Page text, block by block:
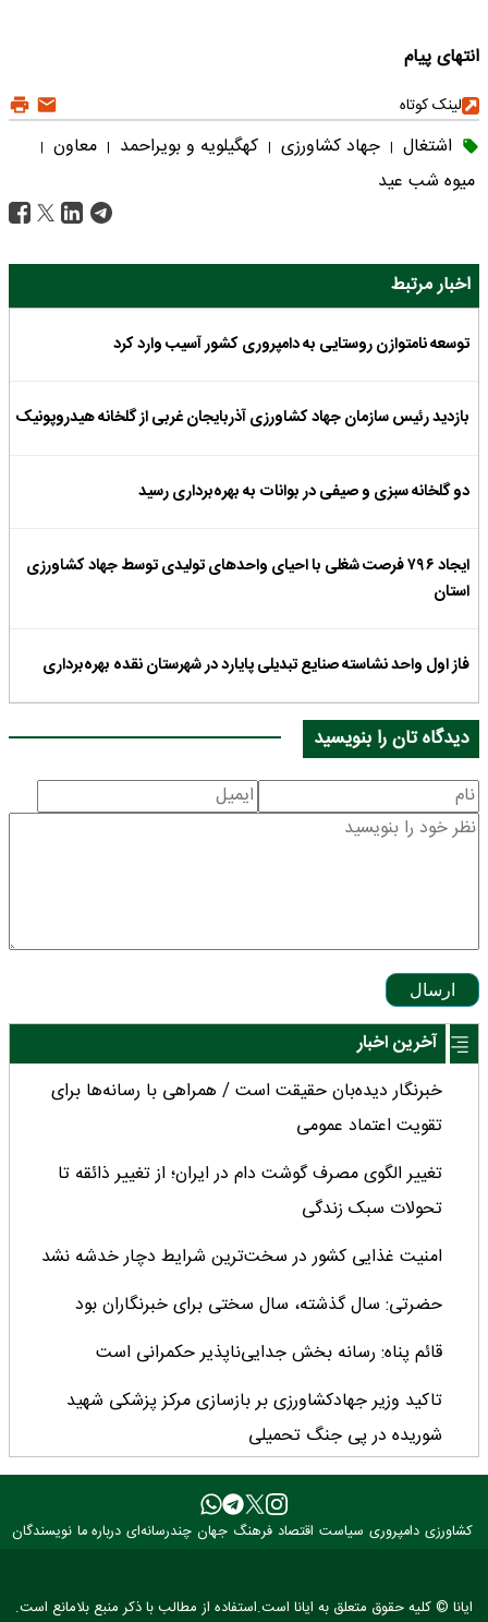
انتهای پیام
لینک کوتاه
اشتغال | جهاد کشاورزی | کهگیلویه و بویراحمد | معاون |
میوه شب عید
اخبار مرتبط
توسعه نامتوازن روستایی به دامپروری کشور آسیب وارد کرد
بازدید رئیس سازمان جهاد کشاورزی آذربایجان غربی از گلخانه هیدروپونیک
دو گلخانه سبزی و صیفی در بوانات به بهره‌برداری رسید
ایجاد ۷۹۶ فرصت شغلی با احیای واحدهای تولیدی توسط جهاد کشاورزی
استان
فاز اول واحد نشاسته صنایع تبدیلی پایارد در شهرستان نقده بهره‌برداری
دیدگاه تان را بنویسید
ارسال
آخرین اخبار
خبرنگار دیده‌بان حقیقت است / همراهی با رسانه‌ها برای
تقویت اعتماد عمومی
تغییر الگوی مصرف گوشت دام در ایران؛ از تغییر ذائقه تا
تحولات سبک زندگی
امنیت غذایی کشور در سخت‌ترین شرایط دچار خدشه نشد
حضرتی: سال گذشته، سال سختی برای خبرنگاران بود
قائم پناه: رسانه بخش جدایی‌ناپذیر حکمرانی است
تاکید وزیر جهادکشاورزی بر بازسازی مرکز پزشکی شهید
شوریده در پی جنگ تحمیلی
خبرنگاران در جنگ‌های اخیر، منزلت روایتگری را عیان کردند
رسانه‌ها پل اعتمادآفرین میان مردم و دولت هستند
درصدی این بانک از تأمین مالی بخش کشاورزی
کشاورزی دامپروری سیاست اقتصاد فرهنگ جهان چندرسانه‌ای درباره ما نویسندگان
ایانا © کلیه حقوق متعلق به ایانا است.استفاده از مطالب با ذکر منبع بلامانع است.